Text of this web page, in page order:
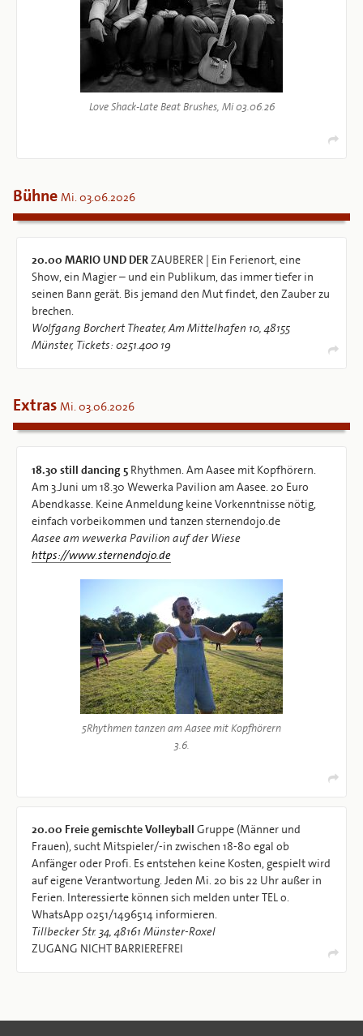
Love Shack-Late Beat Brushes, Mi 03.06.26
BühneMi. 03.06.2026
20.00 MARIO UND DERZAUBERER | Ein Ferienort, eine
Show, ein Magier – und ein Publikum, das immer tiefer in
seinen Bann gerät. Bis jemand den Mut findet, den Zauber zu
brechen.
Wolfgang Borchert Theater, Am Mittelhafen 10, 48155
Münster, Tickets: 0251.400 19
ExtrasMi. 03.06.2026
18.30 still dancing 5Rhythmen. Am Aasee mit Kopfhörern.
Am 3.Juni um 18.30 Wewerka Pavilion am Aasee. 20 Euro
Abendkasse. Keine Anmeldung keine Vorkenntnisse nötig,
einfach vorbeikommen und tanzen sternendojo.de
Aasee am wewerka Pavilion auf der Wiese
https://www.sternendojo.de
5Rhythmen tanzen am Aasee mit Kopfhörern
3.6.
20.00 Freie gemischte Volleyball Gruppe (Männer und
Frauen), sucht Mitspieler/-in zwischen 18-80 egal ob
Anfänger oder Profi. Es entstehen keine Kosten, gespielt wird
auf eigene Verantwortung. Jeden Mi. 20 bis 22 Uhr außer in
Ferien. Interessierte können sich melden unter TEL o.
WhatsApp 0251/1496514 informieren.
Tillbecker Str. 34, 48161 Münster-Roxel
ZUGANG NICHT BARRIEREFREI